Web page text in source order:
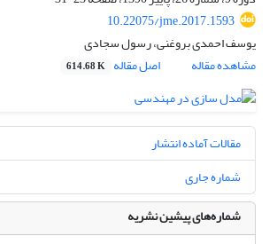
10.22075/jme.2017.1593
یوسف احمدی بروغنی، رسول سجادی
مشاهده مقاله
اصل مقاله 614.68 K
مقالات آماده انتشار
شماره جاری
شماره‌های پیشین نشریه